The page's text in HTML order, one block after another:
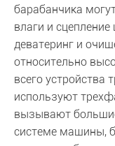
барабанчика
влаги и
деватеринг и
относительно
всего устройства
используют
вызывают
системе машины,